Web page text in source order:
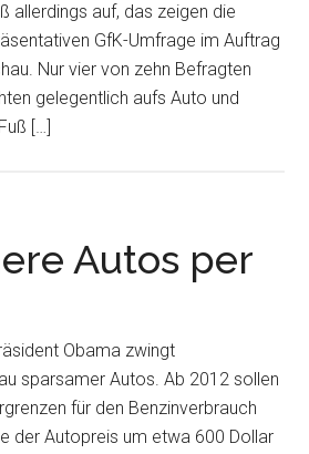
allerdings auf, das zeigen die
GfK-Umfrage im Auftrag
Nur vier von zehn Befragten
gelegentlich aufs Auto und
[…]
Autos per
Obama zwingt
sparsamer Autos. Ab 2012 sollen
für den Benzinverbrauch
der Autopreis um etwa 600 Dollar